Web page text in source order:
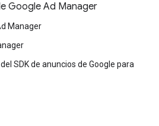
Google Ad Manager
Manager
SDK de anuncios de Google para